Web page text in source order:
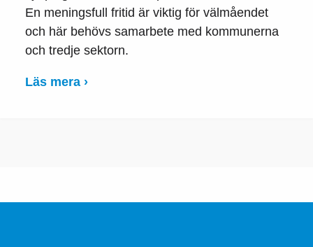
En meningsfull fritid är viktig för välmåendet
och här behövs samarbete med kommunerna
och tredje sektorn.
Läs mera ›